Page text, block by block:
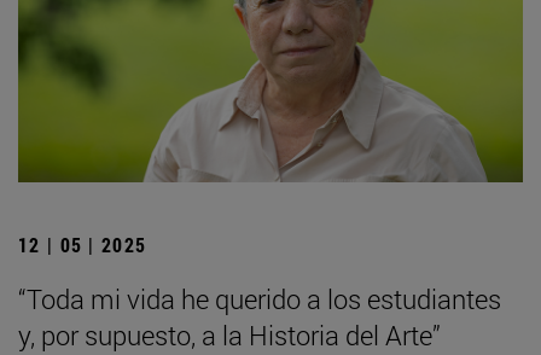
12 | 05 | 2025
“Toda mi vida he querido a los estudiantes
y, por supuesto, a la Historia del Arte”